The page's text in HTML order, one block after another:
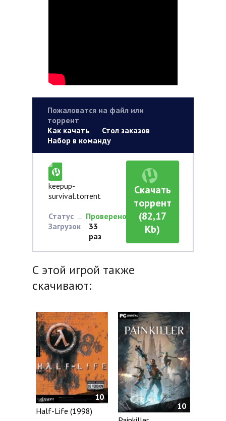
Пожаловатся на файл или
торрент
Как качать
Стол заказов
Набор в команду
keepup-
survival.torrent
Статус
Проверено
Загрузок
33
раз
Скачать
торрент
(82,17
Kb)
С этой игрой также
скачивают:
10
Half-Life (1998)
10